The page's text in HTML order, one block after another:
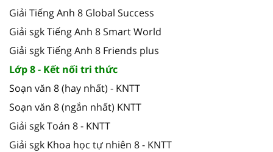
Giải Tiếng Anh 8 Global Success
Giải sgk Tiếng Anh 8 Smart World
Giải sgk Tiếng Anh 8 Friends plus
Lớp 8 - Kết nối tri thức
Soạn văn 8 (hay nhất) - KNTT
Soạn văn 8 (ngắn nhất) KNTT
Giải sgk Toán 8 - KNTT
Giải sgk Khoa học tự nhiên 8 - KNTT